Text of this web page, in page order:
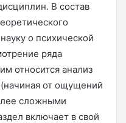
В состав
о психической
ряда
относится анализ
от ощущений
сложными
включает в свой